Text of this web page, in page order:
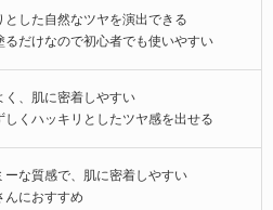
とした自然なツヤを演出できる
るだけなので初心者でも使いやすい
く、肌に密着しやすい
しくハッキリとしたツヤ感を出せる
ーな質感で、肌に密着しやすい
んにおすすめ